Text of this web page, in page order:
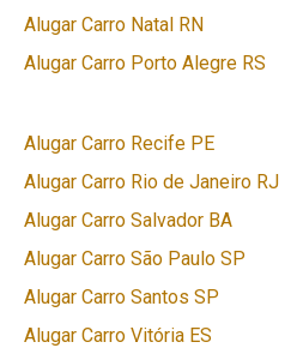
Alugar Carro Natal RN
Alugar Carro Porto Alegre RS
Alugar Carro Recife PE
Alugar Carro Rio de Janeiro RJ
Alugar Carro Salvador BA
Alugar Carro São Paulo SP
Alugar Carro Santos SP
Alugar Carro Vitória ES